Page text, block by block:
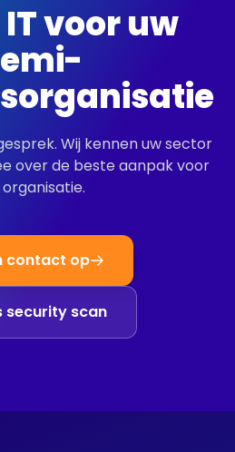
voor uw
Wij kennen uw sector
over de beste aanpak voor
contact op
security scan